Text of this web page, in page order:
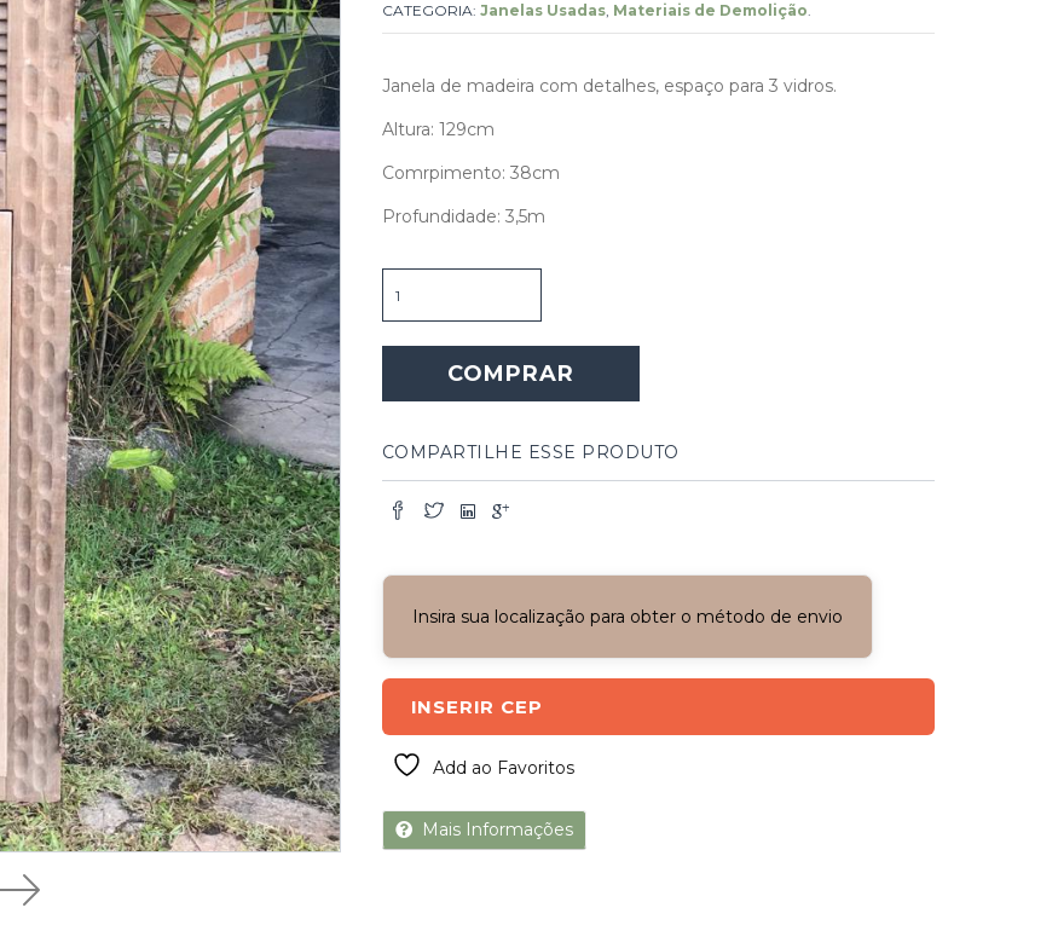
CATEGORIA: Janelas Usadas, Materiais de Demolição.
Janela de madeira com detalhes, espaço para 3 vidros.
Altura: 129cm
Comrpimento: 38cm
Profundidade: 3,5m
de
janela
de
madeira
com
quantidade
COMPRAR
COMPARTILHE ESSE PRODUTO
Insira sua localização para obter o método de envio
INSERIR CEP
Add ao Favoritos
Mais Informações